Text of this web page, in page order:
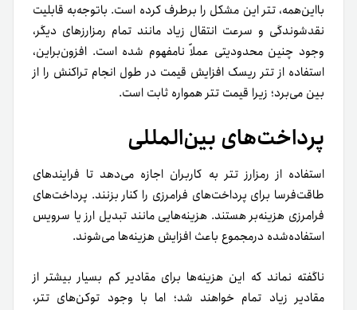
بااین‌همه، تتر این مشکل را برطرف کرده است. باتوجه‌به قابلیت
نقدشوندگی و سرعت انتقال زیاد مانند تمام رمزارزهای دیگر،
وجود چنین محدودیتی عملاً نامفهوم شده است. افزون‌براین،
استفاده از تتر ریسک افزایش قیمت در طول انجام تراکنش را از
بین می‌برد؛ زیرا قیمت تتر همواره ثابت است.
پرداخت‌های بین‌المللی
استفاده از رمزارز تتر به کاربران اجازه می‌دهد تا فرایند‌های
طاقت‌فرسا برای پرداخت‌های فرامرزی را کنار بزنند. پرداخت‌های
فرامرزی هزینه‌بر هستند. هزینه‌هایی مانند تبدیل ارز یا سرویس
استفاده‌شده در‌مجموع باعث افزایش هزینه‌ها می‌شوند.
ناگفته نماند که این هزینه‌ها برای مقادیر کم بسیار بیشتر از
مقادیر زیاد تمام خواهند شد؛ اما با وجود توکن‌های تتر،